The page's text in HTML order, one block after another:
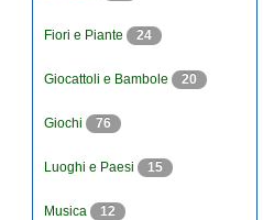
Fiori e Piante 24
Giocattoli e Bambole 20
Giochi 76
Luoghi e Paesi 15
Musica 12